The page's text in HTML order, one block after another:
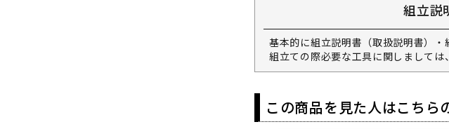
組立説
基本的に組立説明書（取扱説明書）・
組立ての際必要な工具に関しましては
この商品を見た人はこちら